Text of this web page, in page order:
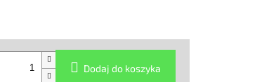
Dodaj do koszyka